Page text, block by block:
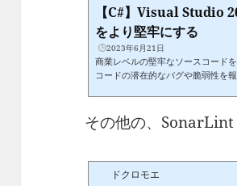
【C#】Visual Studio
をより堅牢にする
2023年6月21日
商業レベルの堅牢なソースコード
コードの潜在的なバグや脆弱性を
感SonarLint は C# コンパイラや
CI/CD に組み込みたい場合は
その他の、SonarLint
ドクロモエ